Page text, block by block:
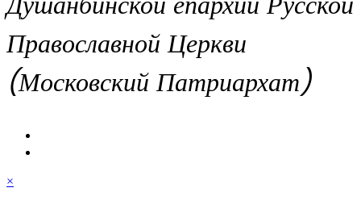
Православной Церкви
(Московский Патриархат)
×